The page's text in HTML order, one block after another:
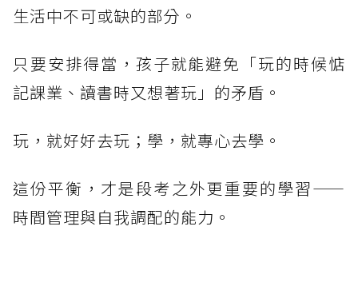
生活中不可或缺的部分。
只要安排得當，孩子就能避免「玩的時候惦
記課業、讀書時又想著玩」的矛盾。
玩，就好好去玩；學，就專心去學。
這份平衡，才是段考之外更重要的學習——
時間管理與自我調配的能力。